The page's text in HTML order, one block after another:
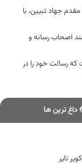
جهاد تبیین، با
اصحاب رسانه و
رسالت خود را در
داغ ترین ها
تایر